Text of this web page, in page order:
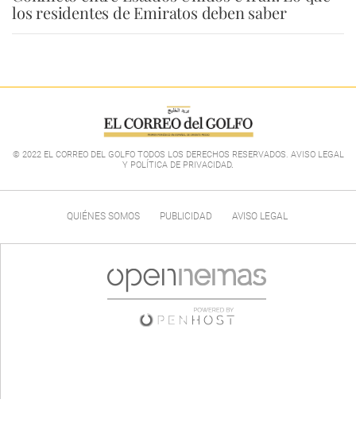
los residentes de Emiratos deben saber
© 2022 EL CORREO DEL GOLFO TODOS LOS DERECHOS RESERVADOS. AVISO LEGAL
Y POLÍTICA DE PRIVACIDAD.
QUIÉNES SOMOS PUBLICIDAD AVISO LEGAL